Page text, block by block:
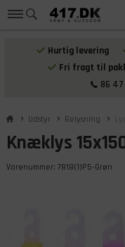
Hurtig levering
Fri fragt til
86
Udstyr Belysning
Knæklys
Varenummer: 7818(1)P5-Grøn